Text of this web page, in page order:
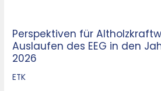
Perspektiven für
Auslaufen des EEG in den
2026
ETK
Perspektiven
für
Altholzkraftwerke
nach